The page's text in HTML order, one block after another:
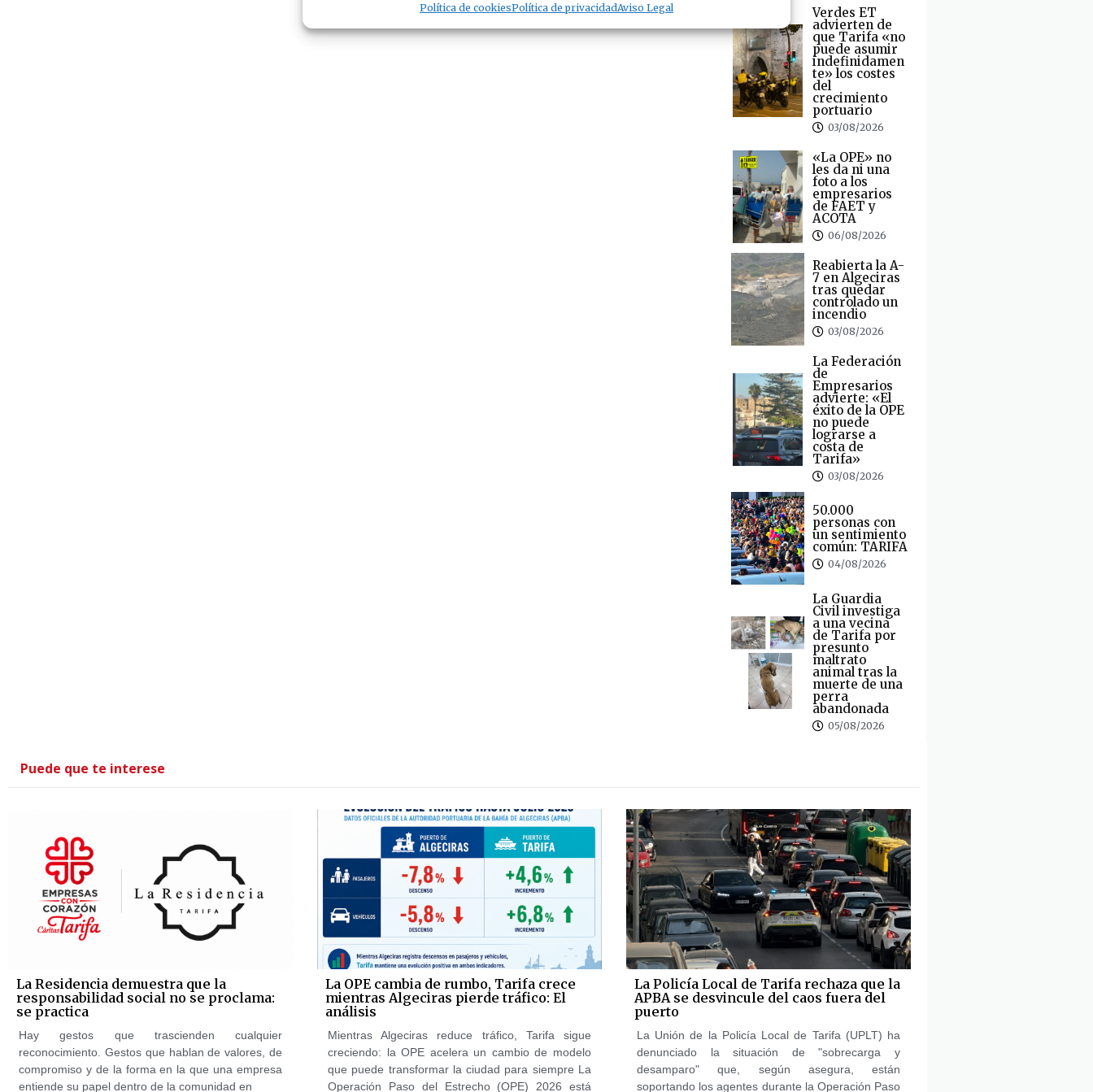
Política de cookiesPolítica de privacidadAviso Legal Verdes ET
advierten de
que Tarifa «no
puede asumir
indefinidamen
te» los costes
del
crecimiento
portuario
03/08/2026
«La OPE» no
les da ni una
foto a los
empresarios
de FAET y
ACOTA
06/08/2026
Reabierta la A-
7 en Algeciras
tras quedar
controlado un
incendio
03/08/2026
La Federación
de
Empresarios
advierte: «El
éxito de la OPE
no puede
lograrse a
costa de
Tarifa»
03/08/2026
50.000
personas con
un sentimiento
común: TARIFA
04/08/2026
La Guardia
Civil investiga
a una vecina
de Tarifa por
presunto
maltrato
animal tras la
muerte de una
perra
abandonada
05/08/2026
Puede que te interese
La Residencia demuestra que la
responsabilidad social no se proclama:
se practica
Hay gestos que trascienden cualquier
reconocimiento. Gestos que hablan de valores, de
compromiso y de la forma en la que una empresa
entiende su papel dentro de la comunidad en
La OPE cambia de rumbo, Tarifa crece
mientras Algeciras pierde tráfico: El
análisis
Mientras Algeciras reduce tráfico, Tarifa sigue
creciendo: la OPE acelera un cambio de modelo
que puede transformar la ciudad para siempre La
Operación Paso del Estrecho (OPE) 2026 está
La Policía Local de Tarifa rechaza que la
APBA se desvincule del caos fuera del
puerto
La Unión de la Policía Local de Tarifa (UPLT) ha
denunciado la situación de "sobrecarga y
desamparo" que, según asegura, están
soportando los agentes durante la Operación Paso